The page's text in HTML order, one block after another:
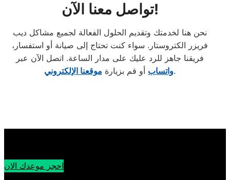
تواصل معنا الآن!
نحن هنا لخدمتك وتقديم الحلول الفعالة لجميع مشاكل ديب
فريزر الكتروستار. سواء كنت تحتاج إلى صيانة أو استفسار،
فريقنا جاهز للرد عليك على مدار الساعة. اتصل الآن عبر
واتساب أو قم بزيارة موقعنا الإلكتروني .
احجز موعدك الان